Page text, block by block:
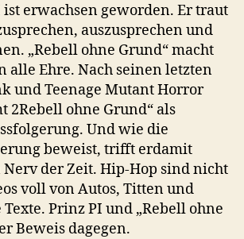
erwachsen geworden. Er traut
auszusprechen und
„Rebell ohne Grund“ macht
alle Ehre. Nach seinen letzten
und Teenage Mutant Horror
2Rebell ohne Grund“ als
Und wie die
beweist, trifft erdamit
der Zeit. Hip-Hop sind nicht
voll von Autos, Titten und
Prinz PI und „Rebell ohne
Beweis dagegen.